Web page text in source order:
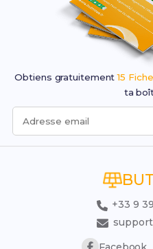
Obtiens gratuitement15
ta
Adresse email
+33 9